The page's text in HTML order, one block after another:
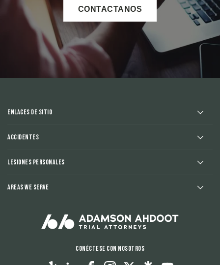
CONTACTANOS
Enlaces de sitio
Accidentes
Lesiones Personales
Areas We Serve
Conéctese con nosotros